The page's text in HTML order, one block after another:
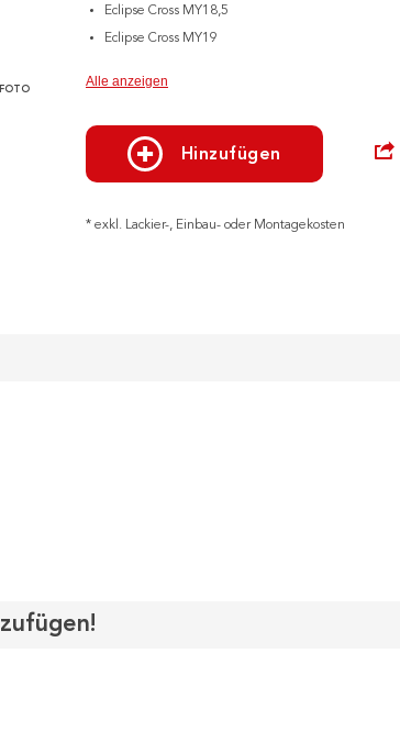
Eclipse Cross MY18,5
Eclipse Cross MY19
Alle anzeigen
Hinzufügen
* exkl. Lackier-, Einbau- oder Montagekosten